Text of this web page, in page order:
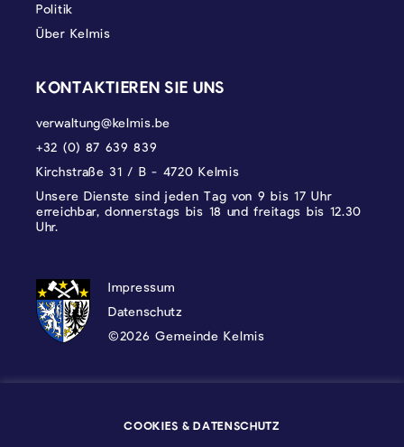
Politik
Über Kelmis
KONTAKTIEREN SIE UNS
verwaltung@kelmis.be
+32 (0) 87 639 839
Kirchstraße 31 / B - 4720 Kelmis
Unsere Dienste sind jeden Tag von 9 bis 17 Uhr
erreichbar, donnerstags bis 18 und freitags bis 12.30
Uhr.
DATENSCHUTZ, IMPRESSUM UND
Impressum
Datenschutz
©2026 Gemeinde Kelmis
COOKIES & DATENSCHUTZ